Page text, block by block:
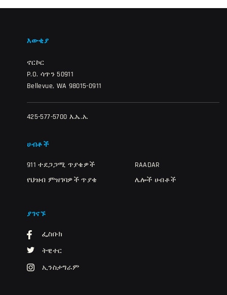
እውቂያ
ኖርኮር
P.O. ሳጥን 50911
Bellevue, WA 98015-0911
425-577-5700 እ.ኤ.አ.
ሀብቶች
911 ተደጋጋሚ ጥያቄዎች
የህዝብ ምዝገባዎች ጥያቄ
RAADAR
ሌሎች ሀብቶች
ያገናኙ
ፌስቡክ
ትዊተር
ኢንስታግራም